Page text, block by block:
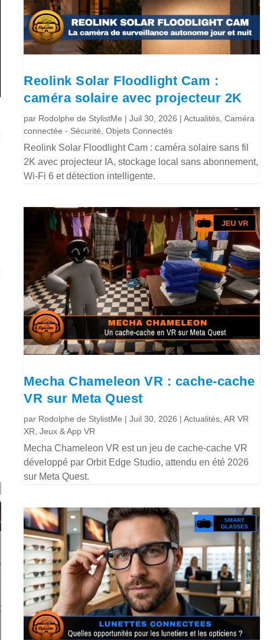
Reolink Solar Floodlight Cam :
caméra solaire avec projecteur 2K
par Rodolphe de StylistMe |Juil 30, 2026 |Actualités ,Caméra
connectée - Sécurité ,Objets Connectés
Reolink Solar Floodlight Cam : caméra solaire sans fil
2K avec projecteur IA, stockage local sans abonnement,
Wi-Fi 6 et détection intelligente.
Mecha Chameleon VR : cache-cache
VR sur Meta Quest
par Rodolphe de StylistMe |Juil 30, 2026 |Actualités ,AR VR
XR ,Jeux & App VR
Mecha Chameleon VR est un jeu de cache-cache VR
développé par Orbit Edge Studio, attendu en été 2026
sur Meta Quest.